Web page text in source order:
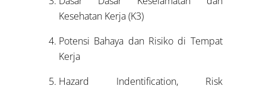
Kesehatan Kerja (K3)
Potensi Bahaya dan Risiko di Tempat
Kerja
Hazard Indentification, Risk